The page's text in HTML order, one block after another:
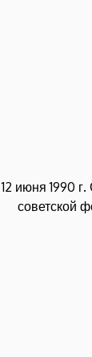
12 июня 1990
советской